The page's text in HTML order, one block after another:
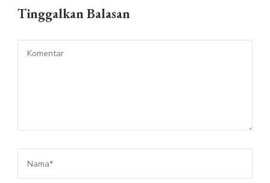
Tinggalkan Balasan